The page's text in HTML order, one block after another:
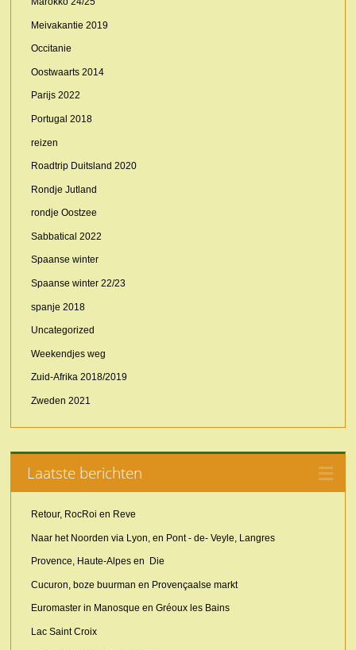
Meivakantie 2019
Occitanie
Oostwaarts 2014
Parijs 2022
Portugal 2018
reizen
Roadtrip Duitsland 2020
Rondje Jutland
rondje Oostzee
Sabbatical 2022
Spaanse winter
Spaanse winter 22/23
spanje 2018
Uncategorized
Weekendjes weg
Zuid-Afrika 2018/2019
Zweden 2021
Laatste berichten
Retour, RocRoi en Reve
Naar het Noorden via Lyon, en Pont - de- Veyle, Langres
Provence, Haute-Alpes en Die
Cucuron, boze buurman en Provençaalse markt
Euromaster in Manosque en Gréoux les Bains
Lac Saint Croix